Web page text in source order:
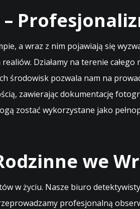
a wraz z nim pojawiają się
Działamy na terenie
środowisk pozwala nam na
zawierając dokumentację
zostać wykorzystane jako
we
w życiu. Nasze biuro
profesjonalną